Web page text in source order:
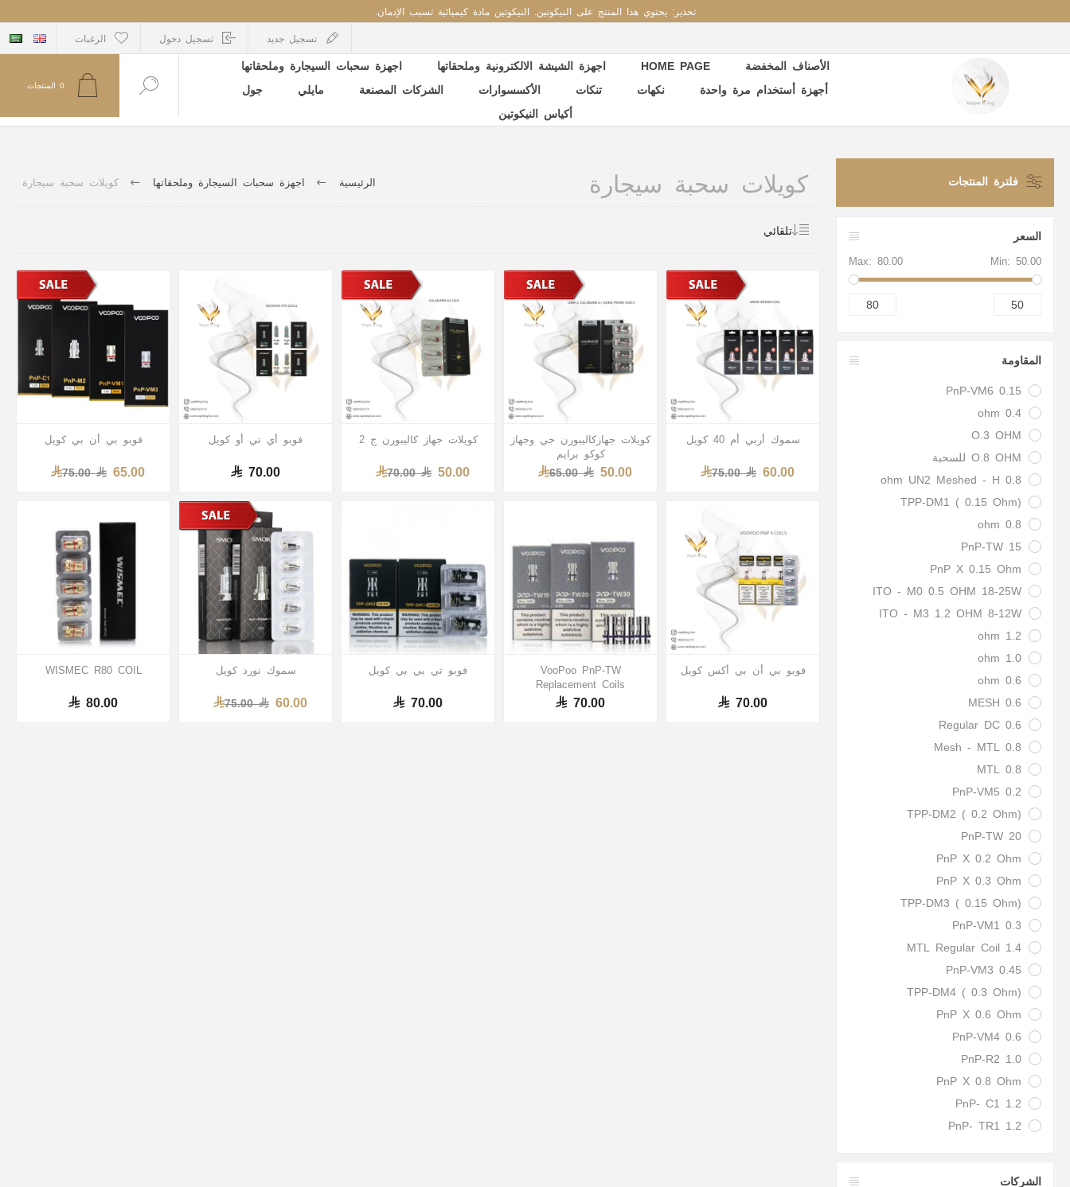
تحذير: يحتوي هذا المنتج على النيكوتين. النيكوتين مادة كيميائية تسبب الإدمان.
تسجيل جديد تسجيل دخول الرغبات
الأصناف المخفضة HOME PAGE اجهزة الشيشة الالكترونية وملحقاتها اجهزة سحبات السيجارة وملحقاتها
أجهزة أستخدام مرة واحدة نكهات تنكات الأكسسوارات الشركات المصنعة مايلي جول
أكياس النيكوتين
0 المنتجات
الرئيسية اجهزة سحبات السيجارة وملحقاتها كويلات سحبة سيجارة كويلات سحبة سيجارة
سموك أربي أم 40 كويل
60.00
75.00
كويلات جهازكاليبورن جي وجهاز
كوكو برايم
50.00
65.00
كويلات جهاز كاليبورن ج 2
50.00
70.00
فوبو أي تي أو كويل
70.00
فوبو بي أن بي كويل
65.00
75.00
فوبو بي أن بي أكس كويل
70.00
VooPoo PnP-TW
Replacement Coils
70.00
فوبو تي بي بي كويل
70.00
سموك نورد كويل
60.00
75.00
WISMEC R80 COIL
80.00
فلترة المنتجات
السعر
Min: 50.00
Max: 80.00
50
80
المقاومة
PnP-VM6 0.15
0.4 ohm
O.3 OHM
O.8 OHM للسحبة
0.8 ohm UN2 Meshed - H
TPP-DM1 ( 0.15 Ohm)
0.8 ohm
PnP-TW 15
PnP X 0.15 Ohm
ITO - M0 0.5 OHM 18-25W
ITO - M3 1.2 OHM 8-12W
1.2 ohm
1.0 ohm
0.6 ohm
0.6 MESH
Regular DC 0.6
Mesh - MTL 0.8
0.8 MTL
PnP-VM5 0.2
TPP-DM2 ( 0.2 Ohm)
PnP-TW 20
PnP X 0.2 Ohm
PnP X 0.3 Ohm
TPP-DM3 ( 0.15 Ohm)
PnP-VM1 0.3
1.4 MTL Regular Coil
PnP-VM3 0.45
TPP-DM4 ( 0.3 Ohm)
PnP X 0.6 Ohm
PnP-VM4 0.6
PnP-R2 1.0
PnP X 0.8 Ohm
PnP- C1 1.2
PnP- TR1 1.2
الشركات